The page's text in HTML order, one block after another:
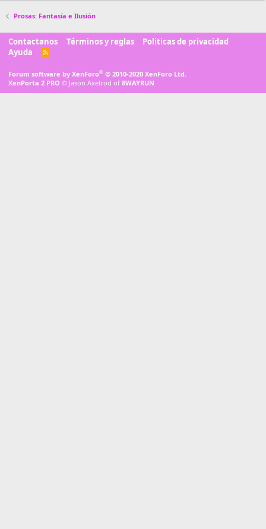
Prosas: Fantasía e Ilusión
Contactanos Términos y reglas
Politicas de privacidad
Ayuda
R
Forum software by XenForo® © 2010-2020 XenForo Ltd.
XenPorta 2 PRO © Jason Axelrod of 8WAYRUN